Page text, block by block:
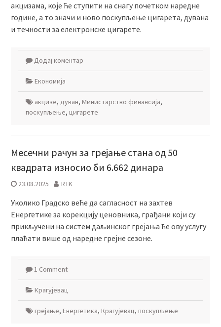
акцизама, које ће ступити на снагу почетком наредне
године, а то значи и ново поскупљење цигарета, дувана
и течности за електронске цигарете.
Додај коментар
Економија
акцизе, дуван, Министарство финансија,
поскупљење, цигарете
Месечни рачун за грејање стана од 50
квадрата износио би 6.662 динара
23.08.2025 RTK
Уколико Градско веће да сагласност на захтев
Енергетике за корекцију ценовника, грађани који су
прикључени на систем даљинског грејања ће ову услугу
плаћати више од наредне грејне сезоне.
1 Comment
Крагујевац
грејање, Енергетика, Крагујевац, поскупљење